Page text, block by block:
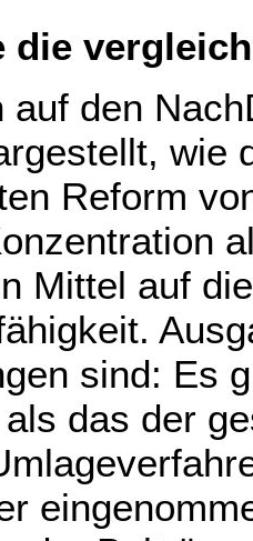
die
auf den
wie
Reform
Mittel auf
sind: Es
das der